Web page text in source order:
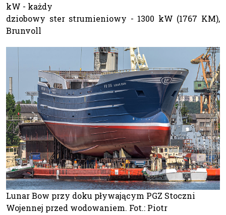
kW - każdy
dziobowy ster strumieniowy - 1300 kW (1767 KM),
Brunvoll
Lunar Bow przy doku pływającym PGZ Stoczni
Wojennej przed wodowaniem. Fot.: Piotr